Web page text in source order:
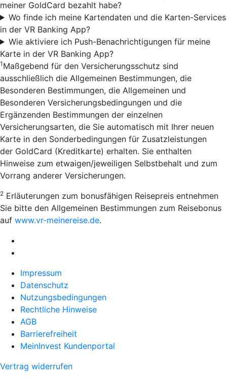
meiner GoldCard bezahlt habe?
Wo finde ich meine Kartendaten und die Karten-Services
in der VR Banking App?
Wie aktiviere ich Push-Benachrichtigungen für meine
Karte in der VR Banking App?
1 Maßgebend für den Versicherungsschutz sind
ausschließlich die Allgemeinen Bestimmungen, die
Besonderen Bestimmungen, die Allgemeinen und
Besonderen Versicherungsbedingungen und die
Ergänzenden Bestimmungen der einzelnen
Versicherungsarten, die Sie automatisch mit Ihrer neuen
Karte in den Sonderbedingungen für Zusatzleistungen
der GoldCard (Kreditkarte) erhalten. Sie enthalten
Hinweise zum etwaigen/jeweiligen Selbstbehalt und zum
Vorrang anderer Versicherungen.
2 Erläuterungen zum bonusfähigen Reisepreis entnehmen
Sie bitte den Allgemeinen Bestimmungen zum Reisebonus
auf www.vr-meinereise.de.
Impressum
Datenschutz
Nutzungsbedingungen
Rechtliche Hinweise
AGB
Barrierefreiheit
MeinInvest Kundenportal
Vertrag widerrufen